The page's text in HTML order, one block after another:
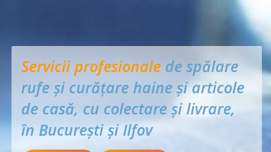
Servicii profesionale de spălare
rufe şi curățare haine și articole
de casă, cu colectare şi livrare,
în București şi Ilfov